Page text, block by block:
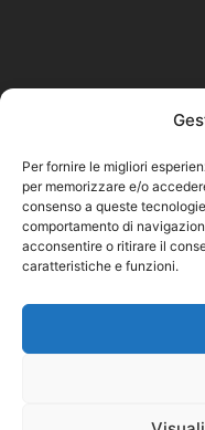
Per fornire le migliori
per memorizzare e/o
consenso a queste
comportamento di
acconsentire o ritirare il
caratteristiche e funzioni.